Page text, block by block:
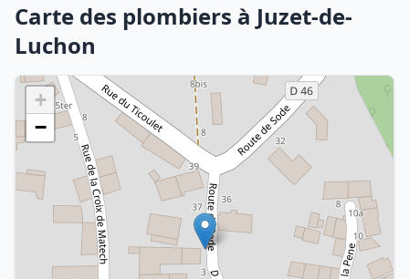
Carte des plombiers à Juzet-de-
Luchon
+
−